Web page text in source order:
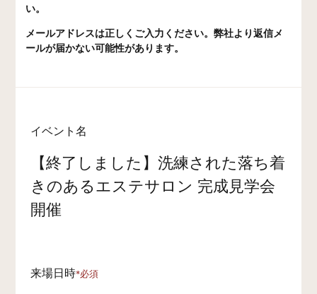
い。
メールアドレスは正しくご入力ください。弊社より返信メ
ールが届かない可能性があります。
イベント名
【終了しました】洗練された落ち着
きのあるエステサロン 完成見学会
開催
来場日時*必須